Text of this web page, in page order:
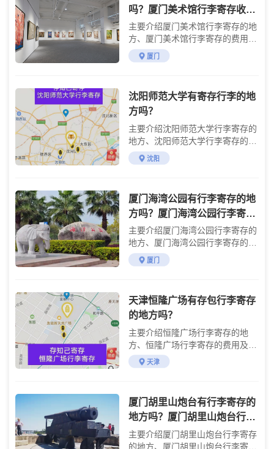
吗？厦门美术馆行李寄存收费
详情
主要介绍厦门美术馆行李寄存的地
方、厦门美术馆行李寄存的费用及
参观攻略
厦门
沈阳师范大学有寄存行李的地
方吗？
主要介绍沈阳师范大学行李寄存的
地方、沈阳师范大学行李寄存的费
用及交通攻略
沈阳
厦门海湾公园有行李寄存的地
方吗？厦门海湾公园行李寄存
收费详情
主要介绍厦门海湾公园行李寄存的
地方、厦门海湾公园行李寄存的费
用及参观攻略
厦门
天津恒隆广场有存包行李寄存
的地方吗？
主要介绍恒隆广场行李寄存的地
方、恒隆广场行李寄存的费用及恒
隆广场游玩攻略
天津
厦门胡里山炮台有行李寄存的
地方吗？厦门胡里山炮台行李
寄存收费详情
主要介绍厦门胡里山炮台行李寄存
的地方、厦门胡里山炮台行李寄存